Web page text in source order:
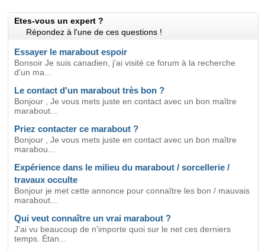
Etes-vous un expert ?
Répondez à l'une de ces questions !
Essayer le marabout espoir
Bonsoir Je suis canadien, j'ai visité ce forum à la recherche
d'un ma...
Le contact d'un marabout très bon ?
Bonjour , Je vous mets juste en contact avec un bon maître
marabout...
Priez contacter ce marabout ?
Bonjour , Je vous mets juste en contact avec un bon maître
marabou...
Expérience dans le milieu du marabout / sorcellerie /
travaux occulte
Bonjour je met cette annonce pour connaître les bon / mauvais
marabout...
Qui veut connaître un vrai marabout ?
J'ai vu beaucoup de n'importe quoi sur le net ces derniers
temps. Étan...